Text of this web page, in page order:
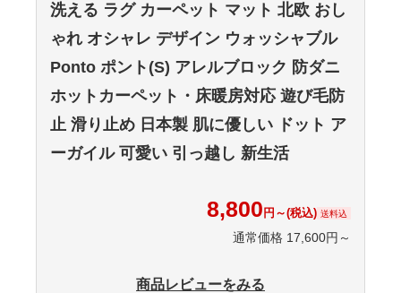
洗える ラグ カーペット マット 北欧 おし
ゃれ オシャレ デザイン ウォッシャブル
Ponto ポント(S) アレルブロック 防ダニ
ホットカーペット・床暖房対応 遊び毛防
止 滑り止め 日本製 肌に優しい ドット ア
ーガイル 可愛い 引っ越し 新生活
8,800 円～(税込) 送料込
通常価格 17,600円～
商品レビューをみる